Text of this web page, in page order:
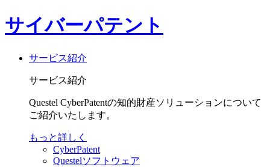
サイバーパテント
サービス紹介
サービス紹介
Questel CyberPatentの知的財産ソリューションについて
ご紹介いたします。
もっと詳しく
CyberPatent
Questelソフトウェア